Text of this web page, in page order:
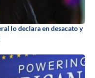
lo declara en desacato y